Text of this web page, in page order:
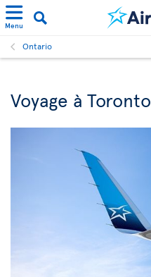
Menu
Ontario
Voyage à Toronto